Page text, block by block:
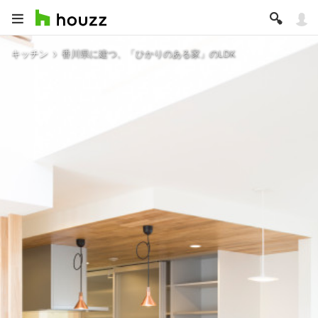
キッチン 香川県に建つ、「ひかりのある家」のLDK